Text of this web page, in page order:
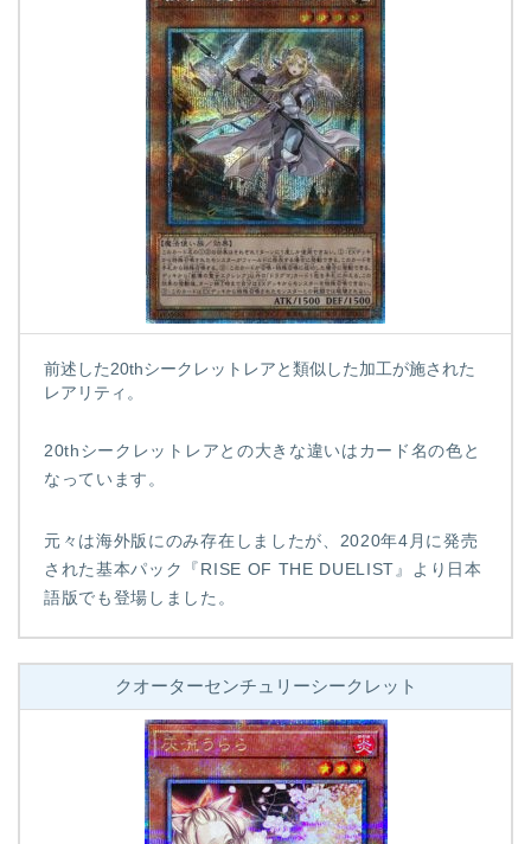
前述した20thシークレットレアと類似した加工が施された
レアリティ。
20thシークレットレアとの大きな違いはカード名の色と
なっています。
元々は海外版にのみ存在しましたが、2020年4月に発売
された基本パック『RISE OF THE DUELIST』より日本
語版でも登場しました。
クオーターセンチュリーシークレット